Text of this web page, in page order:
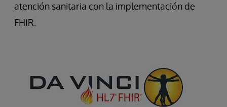
atención sanitaria con la implementación de
FHIR.